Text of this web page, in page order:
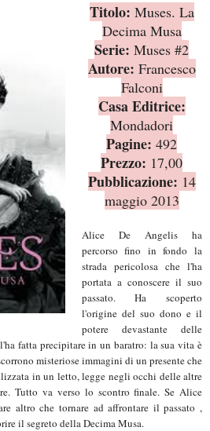
Titolo: Muses. La
Decima Musa
Serie:Muses #2
Autore: Francesco
Falconi
Casa Editrice:
Mondadori
Pagine:492
Prezzo: 17,00
Pubblicazione: 14
maggio 2013
Alice De Angelis ha
percorso fino in fondo la
strada pericolosa che l'ha
portata a conoscere il suo
passato. Ha scoperto
l'origine del suo dono e il
potere devastante delle
fatta precipitare in un baratro: la sua vita è
misteriose immagini di un presente che
in un letto, legge negli occhi delle altre
Tutto va verso lo scontro finale. Se Alice
altro che tornare ad affrontare il passato ,
il segreto della Decima Musa.